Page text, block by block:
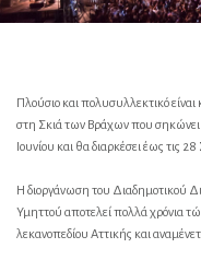
Πλούσιο και πολυσυλλεκτικό
στη Σκιά των Βράχων που σηκώνει
Ιουνίου και θα διαρκέσει έως τις
Η διοργάνωση του Διαδημοτικού
Υμηττού αποτελεί πολλά χρόνια
λεκανοπεδίου Αττικής και